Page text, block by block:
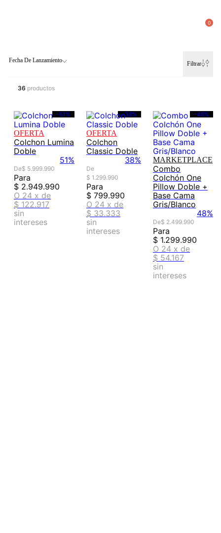
0
Fecha De Lanzamiento Filtrar
36 productos
-51%
OFERTA
Colchon Lumina
Doble
De$ 5.999.990
Para
$ 2.949.990
O 24 x de
$ 122.917
sin
intereses
51%
-38%
OFERTA
Colchon
Classic Doble
De
$ 1.299.990
Para
$ 799.990
O 24 x de
$ 33.333
sin
intereses
38%
-48%
MARKETPLACE
Combo
Colchón One
Pillow Doble +
Base Cama
Gris/Blanco
De$ 2.499.990
Para
$ 1.299.990
O 24 x de
$ 54.167
sin
intereses
48%
-